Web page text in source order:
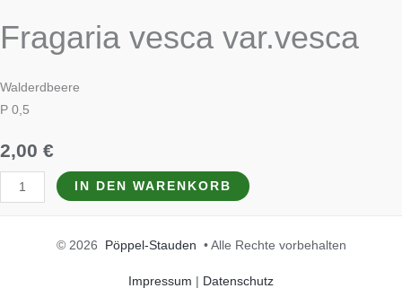
Fragaria vesca var.vesca
Walderdbeere
P 0,5
2,00 €
IN DEN WARENKORB
© 2026 Pöppel-Stauden • Alle Rechte vorbehalten
Impressum | Datenschutz